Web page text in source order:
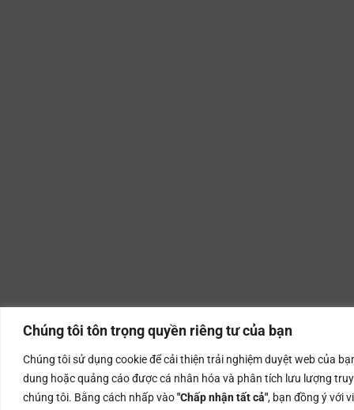
Chúng tôi tôn trọng quyền riêng tư của bạn
Chúng tôi sử dụng cookie để cải thiện trải nghiệm duyệt web của
dung hoặc quảng cáo được cá nhân hóa và phân tích lưu lượng
chúng tôi. Bằng cách nhấp vào"Chấp nhận tất cả", bạn đồng ý với